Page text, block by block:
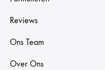
Reviews
Ons Team
Over Ons